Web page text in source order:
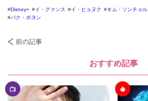
Disney+ イ・グァンス イ・ヒョヌク キム・ソンチョル
パク・ボヨン
前の記事
おすすめ記事